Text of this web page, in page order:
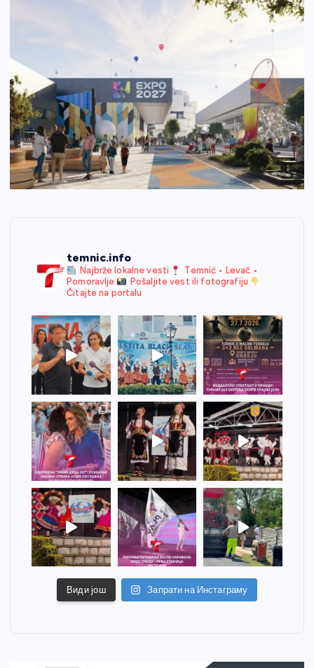
temnic.info
Najbrže lokalne vesti
Temnić • Levač •
Pomoravlje
Pošaljite vest ili fotografiju
Čitajte na portalu
Види још Запрати на Инстаграму